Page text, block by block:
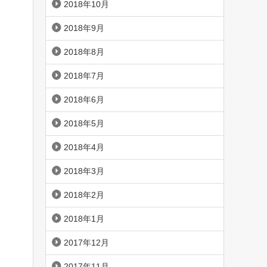
2018年10月
2018年9月
2018年8月
2018年7月
2018年6月
2018年5月
2018年4月
2018年3月
2018年2月
2018年1月
2017年12月